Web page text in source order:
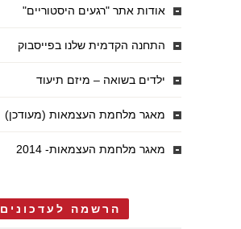
אודות אתר "רגעים היסטוריים"
התחנה הקדמית שלנו בפייסבוק
ילדים בשואה – מיזם תיעוד
מאגר מלחמת העצמאות (מעודכן)
מאגר מלחמת העצמאות- 2014
הרשמה לעדכונים